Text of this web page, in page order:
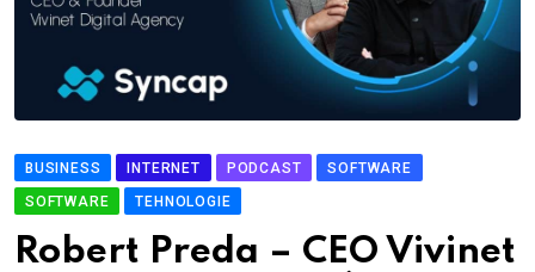
BUSINESS INTERNET PODCAST
SOFTWARE
SOFTWARE
TEHNOLOGIE
Robert Preda – CEO Vivinet